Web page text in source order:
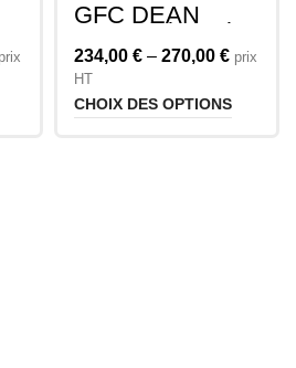
prix
GFC DEAN
Accoudoir Droit
234,00 € – 270,00 € prix
HT
CHOIX DES OPTIONS